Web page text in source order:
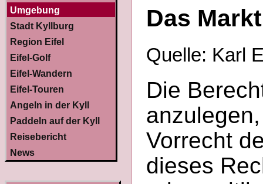
Umgebung
Stadt Kyllburg
Region Eifel
Eifel-Golf
Eifel-Wandern
Eifel-Touren
Angeln in der Kyll
Paddeln auf der Kyll
Reisebericht
News
Das
Quelle: Karl
Die
Vorrecht
dieses